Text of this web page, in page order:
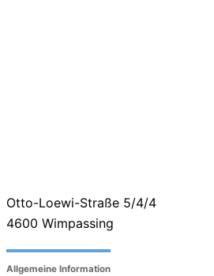
Otto-Loewi-Straße 5/4/4
4600 Wimpassing
Allgemeine Information